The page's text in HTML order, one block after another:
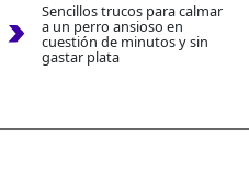
Sencillos trucos para calmar
a un perro ansioso en
cuestión de minutos y sin
gastar plata